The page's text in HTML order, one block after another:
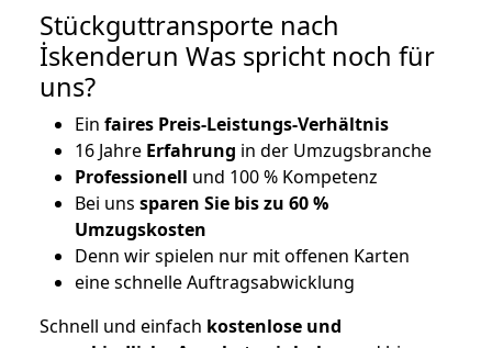
Stückguttransporte nach
İskenderun Was spricht noch für
uns?
Ein faires Preis-Leistungs-Verhältnis
16 Jahre Erfahrung in der Umzugsbranche
Professionell und 100 % Kompetenz
Bei uns sparen Sie bis zu 60 %
Umzugskosten
Denn wir spielen nur mit offenen Karten
eine schnelle Auftragsabwicklung
Schnell und einfach kostenlose und